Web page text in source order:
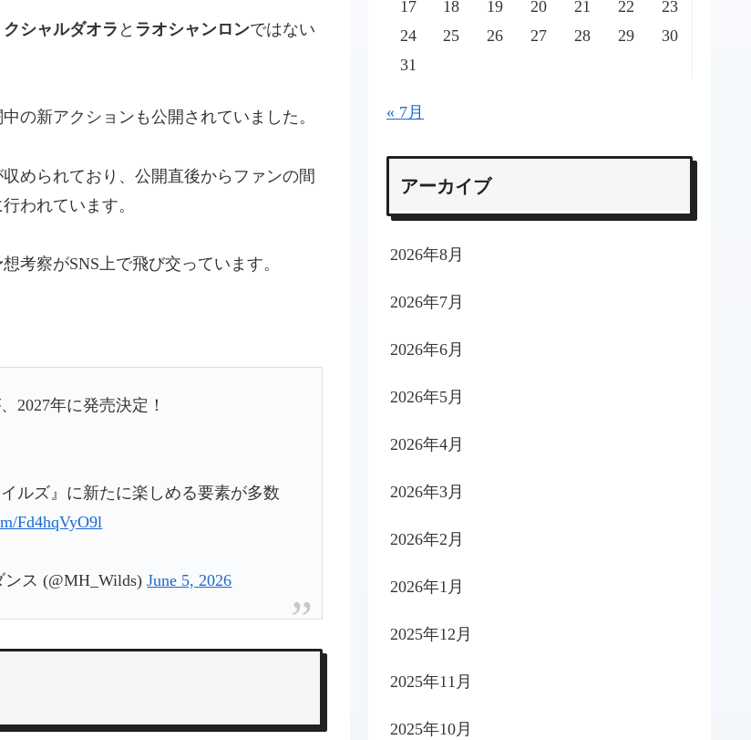
クシャルダオラ と ラオシャンロンではない
の新アクションも公開されていました。
められており、公開直後からファンの間
われています。
考察がSNS上で飛び交っています。
2027年に発売決定！
ルズ』に新たに楽しめる要素が多数
Fd4hqVyO9l
ス (@MH_Wilds)June 5, 2026
17
18 19 20 21 22
23
24
25 26 27 28 29
30
31
« 7月
アーカイブ
2026年8月
2026年7月
2026年6月
2026年5月
2026年4月
2026年3月
2026年2月
2026年1月
2025年12月
2025年11月
2025年10月